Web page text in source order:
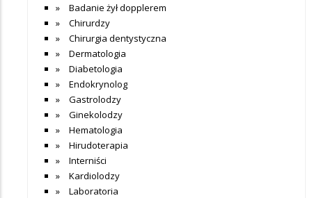
Badanie żył dopplerem
Chirurdzy
Chirurgia dentystyczna
Dermatologia
Diabetologia
Endokrynolog
Gastrolodzy
Ginekolodzy
Hematologia
Hirudoterapia
Interniści
Kardiolodzy
Laboratoria